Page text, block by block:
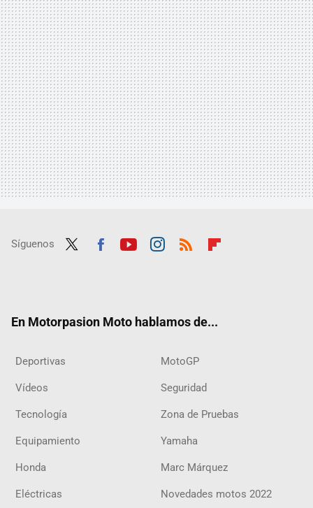
Síguenos
En Motorpasion Moto hablamos de...
Deportivas MotoGP
Vídeos Seguridad
Tecnología Zona de Pruebas
Equipamiento Yamaha
Honda Marc Márquez
Eléctricas Novedades motos 2022